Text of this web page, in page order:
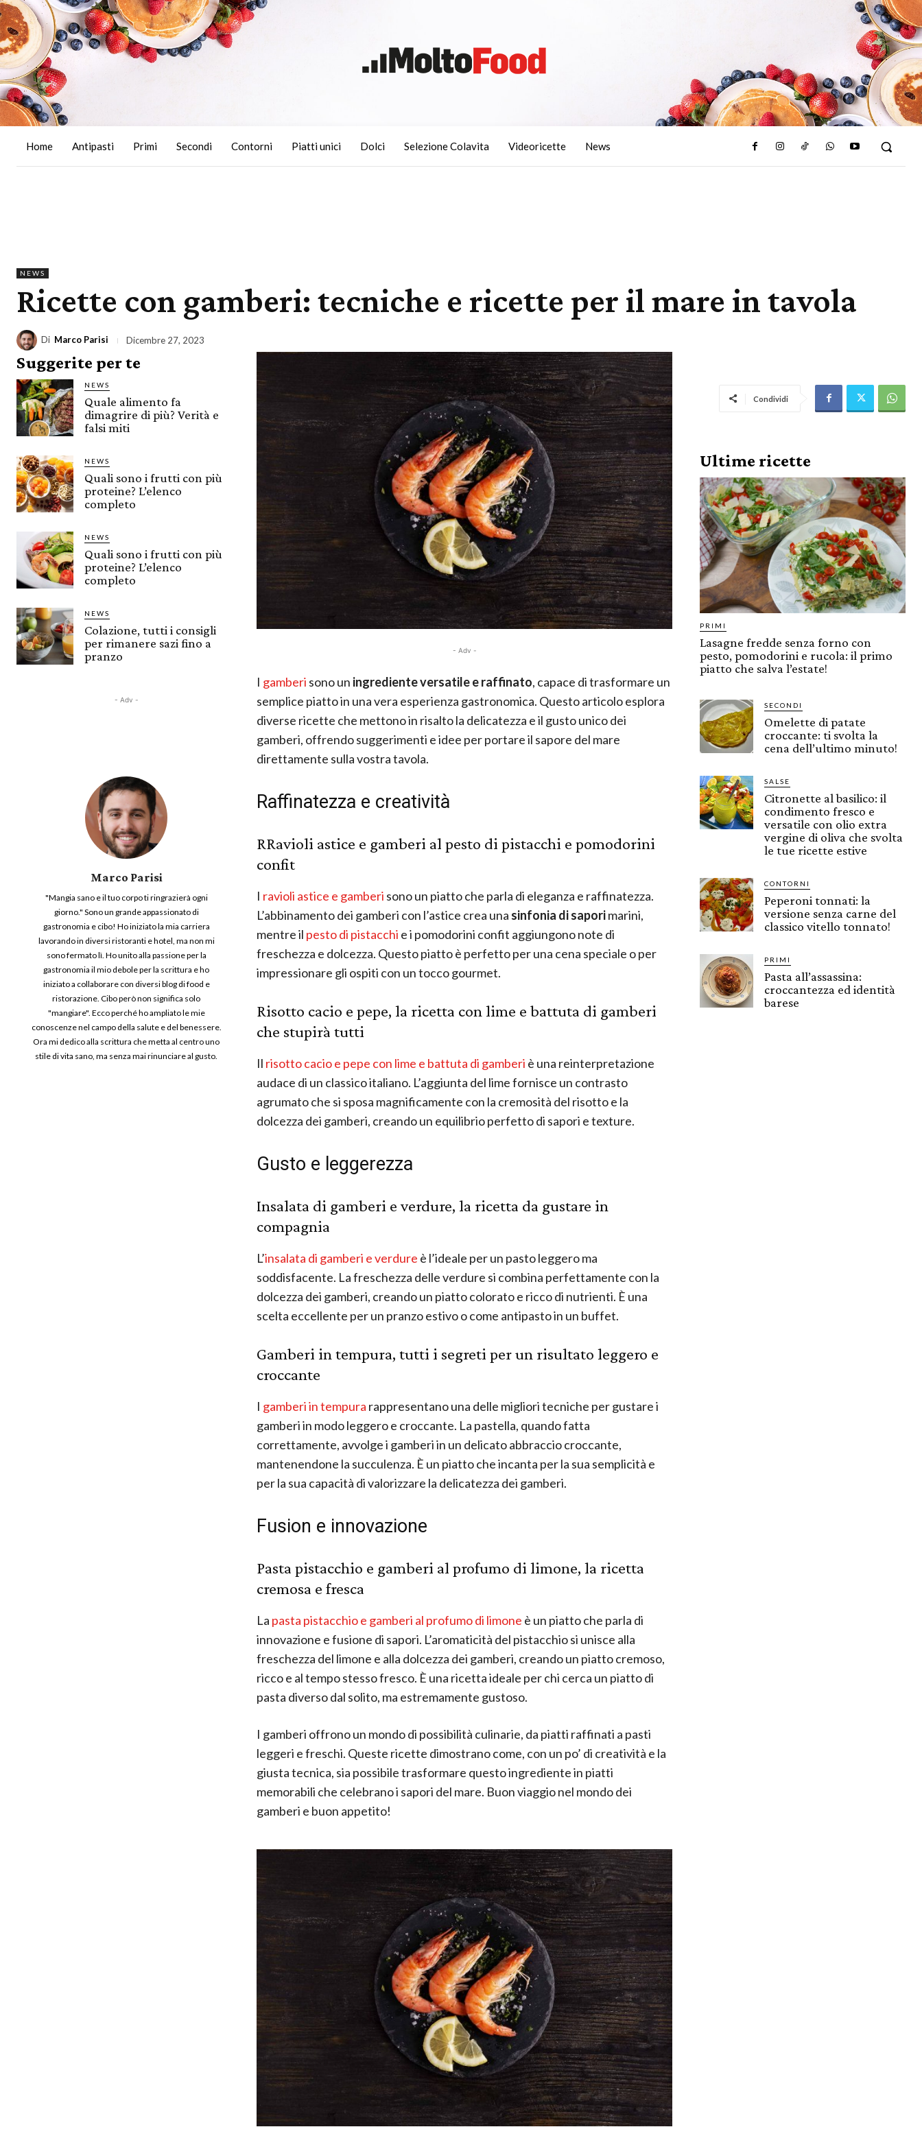
Home Antipasti Primi Secondi Contorni Piatti unici Dolci Selezione Colavita Videoricette News
NEWS
Ricette con gamberi: tecniche e ricette per il mare in tavola
Di Marco Parisi Dicembre 27, 2023
Suggerite per te
NEWS
Quale alimento fa
dimagrire di più? Verità e
falsi miti
NEWS
Quali sono i frutti con più
proteine? L’elenco
completo
NEWS
Quali sono i frutti con più
proteine? L’elenco
completo
NEWS
Colazione, tutti i consigli
per rimanere sazi fino a
pranzo
- Adv -
Marco Parisi
"Mangia sano e il tuo corpo ti ringrazierà ogni
giorno." Sono un grande appassionato di
gastronomia e cibo! Ho iniziato la mia carriera
lavorando in diversi ristoranti e hotel, ma non mi
sono fermato lì. Ho unito alla passione per la
gastronomia il mio debole per la scrittura e ho
iniziato a collaborare con diversi blog di food e
ristorazione. Cibo però non significa solo
"mangiare". Ecco perché ho ampliato le mie
conoscenze nel campo della salute e del benessere.
Ora mi dedico alla scrittura che metta al centro uno
stile di vita sano, ma senza mai rinunciare al gusto.
- Adv -
I gamberi sono un ingrediente versatile e raffinato, capace di trasformare un
semplice piatto in una vera esperienza gastronomica. Questo articolo esplora
diverse ricette che mettono in risalto la delicatezza e il gusto unico dei
gamberi, offrendo suggerimenti e idee per portare il sapore del mare
direttamente sulla vostra tavola.
Raffinatezza e creatività
RRavioli astice e gamberi al pesto di pistacchi e pomodorini
confit
I ravioli astice e gamberi sono un piatto che parla di eleganza e raffinatezza.
L’abbinamento dei gamberi con l’astice crea una sinfonia di saporimarini,
mentre il pesto di pistacchi e i pomodorini confit aggiungono note di
freschezza e dolcezza. Questo piatto è perfetto per una cena speciale o per
impressionare gli ospiti con un tocco gourmet.
Risotto cacio e pepe, la ricetta con lime e battuta di gamberi
che stupirà tutti
Il risotto cacio e pepe con lime e battuta di gamberi è una reinterpretazione
audace di un classico italiano. L’aggiunta del lime fornisce un contrasto
agrumato che si sposa magnificamente con la cremosità del risotto e la
dolcezza dei gamberi, creando un equilibrio perfetto di sapori e texture.
Gusto e leggerezza
Insalata di gamberi e verdure, la ricetta da gustare in
compagnia
L’insalata di gamberi e verdure è l’ideale per un pasto leggero ma
soddisfacente. La freschezza delle verdure si combina perfettamente con la
dolcezza dei gamberi, creando un piatto colorato e ricco di nutrienti. È una
scelta eccellente per un pranzo estivo o come antipasto in un buffet.
Gamberi in tempura, tutti i segreti per un risultato leggero e
croccante
I gamberi in tempura rappresentano una delle migliori tecniche per gustare i
gamberi in modo leggero e croccante. La pastella, quando fatta
correttamente, avvolge i gamberi in un delicato abbraccio croccante,
mantenendone la succulenza. È un piatto che incanta per la sua semplicità e
per la sua capacità di valorizzare la delicatezza dei gamberi.
Fusion e innovazione
Pasta pistacchio e gamberi al profumo di limone, la ricetta
cremosa e fresca
La pasta pistacchio e gamberi al profumo di limone è un piatto che parla di
innovazione e fusione di sapori. L’aromaticità del pistacchio si unisce alla
freschezza del limone e alla dolcezza dei gamberi, creando un piatto cremoso,
ricco e al tempo stesso fresco. È una ricetta ideale per chi cerca un piatto di
pasta diverso dal solito, ma estremamente gustoso.
I gamberi offrono un mondo di possibilità culinarie, da piatti raffinati a pasti
leggeri e freschi. Queste ricette dimostrano come, con un po’ di creatività e la
giusta tecnica, sia possibile trasformare questo ingrediente in piatti
memorabili che celebrano i sapori del mare. Buon viaggio nel mondo dei
gamberi e buon appetito!
Condividi
Ultime ricette
PRIMI
Lasagne fredde senza forno con
pesto, pomodorini e rucola: il primo
piatto che salva l’estate!
SECONDI
Omelette di patate
croccante: ti svolta la
cena dell’ultimo minuto!
SALSE
Citronette al basilico: il
condimento fresco e
versatile con olio extra
vergine di oliva che svolta
le tue ricette estive
CONTORNI
Peperoni tonnati: la
versione senza carne del
classico vitello tonnato!
PRIMI
Pasta all’assassina:
croccantezza ed identità
barese